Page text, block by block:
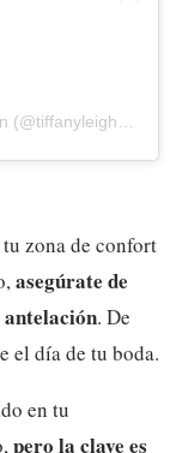
zona de confort
asegúrate de
antelación. De
el día de tu boda.
en tu
pero la clave es